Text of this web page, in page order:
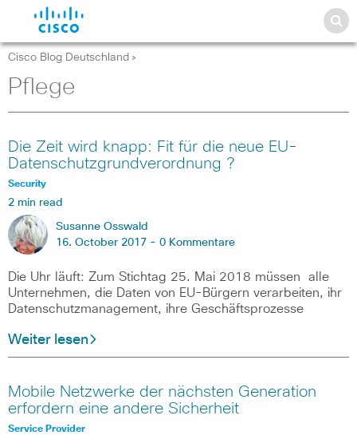
Cisco Blog Deutschland >
Pflege
Die Zeit wird knapp: Fit für die neue EU-
Datenschutzgrundverordnung ?
Security
2 min read
Susanne Osswald
16. October 2017 - 0 Kommentare
Die Uhr läuft: Zum Stichtag 25. Mai 2018 müssen alle
Unternehmen, die Daten von EU-Bürgern verarbeiten, ihr
Datenschutzmanagement, ihre Geschäftsprozesse
Weiter lesen
Mobile Netzwerke der nächsten Generation
erfordern eine andere Sicherheit
Service Provider